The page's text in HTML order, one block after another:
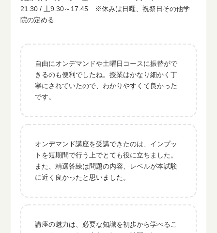
21:30 / 土9:30～17:45 ※休みは日曜、祝祭日その他学
院の定める
自由にオンデマンドや土曜日コースに振替がで
きるのも便利でしたね。授業はかなり細かく丁
寧にされていたので、わかりやすくて良かった
です。
オンデマンド講座を受講できたのは、インプッ
トを短期間で行う上でとても役に立ちました。
また、精選答練は問題の内容、レベルが本試験
に近く良かったと思いました。
講座の魅力は、必要な知識を初歩から学べるこ